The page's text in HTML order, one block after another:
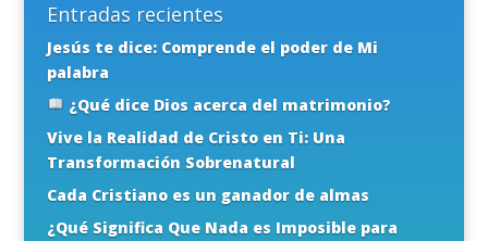
Entradas recientes
Jesús te dice: Comprende el poder de Mi
palabra
¿Qué dice Dios acerca del matrimonio?
Vive la Realidad de Cristo en Ti: Una
Transformación Sobrenatural
Cada Cristiano es un ganador de almas
¿Qué Significa Que Nada es Imposible para